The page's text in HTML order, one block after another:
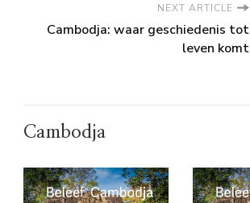
NEXT ARTICLE
Cambodja: waar geschiedenis tot
leven komt
Cambodja